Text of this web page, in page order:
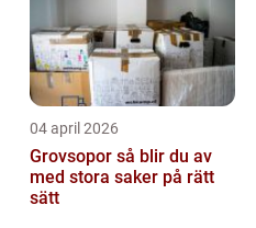
04 april 2026
Grovsopor så blir du av
med stora saker på rätt
sätt